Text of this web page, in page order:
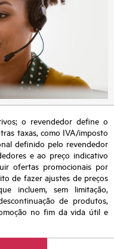
o revendedor define o
taxas, como IVA/imposto
definido pelo revendedor
e ao preço indicativo
ofertas promocionais por
de fazer ajustes de preços
incluem, sem limitação,
de produtos,
no fim da vida útil e